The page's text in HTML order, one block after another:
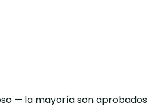
— la mayoría son aprobados